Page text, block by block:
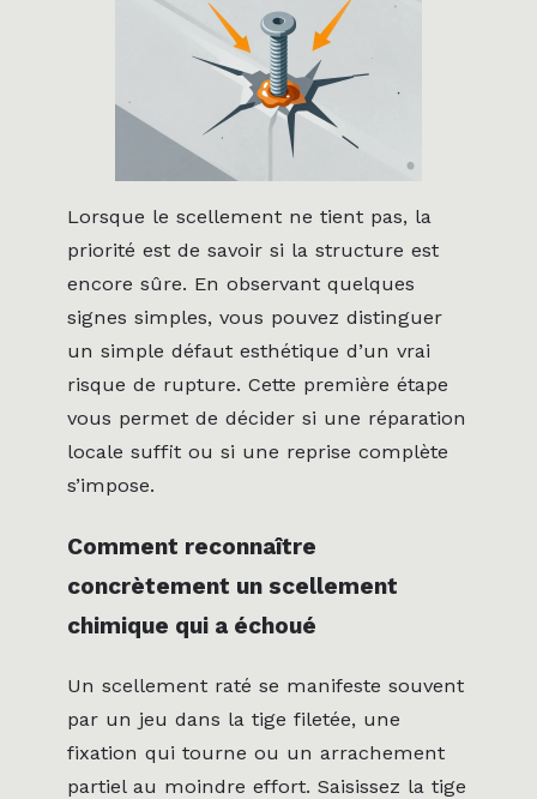
Lorsque le scellement ne tient pas, la
priorité est de savoir si la structure est
encore sûre. En observant quelques
signes simples, vous pouvez distinguer
un simple défaut esthétique d’un vrai
risque de rupture. Cette première étape
vous permet de décider si une réparation
locale suffit ou si une reprise complète
s’impose.
Comment reconnaître
concrètement un scellement
chimique qui a échoué
Un scellement raté se manifeste souvent
par un jeu dans la tige filetée, une
fixation qui tourne ou un arrachement
partiel au moindre effort. Saisissez la tige